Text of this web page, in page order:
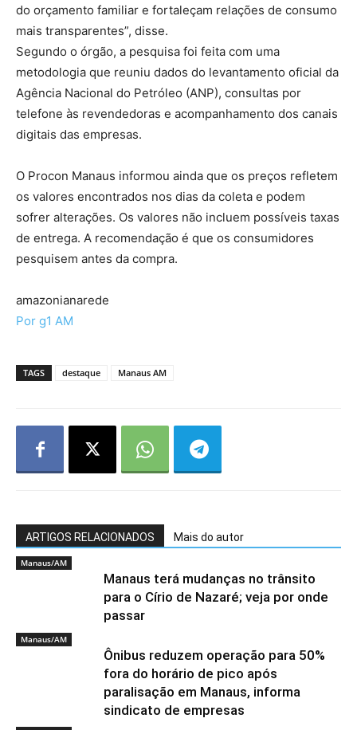
do orçamento familiar e fortaleçam relações de consumo
mais transparentes”, disse.
Segundo o órgão, a pesquisa foi feita com uma
metodologia que reuniu dados do levantamento oficial da
Agência Nacional do Petróleo (ANP), consultas por
telefone às revendedoras e acompanhamento dos canais
digitais das empresas.
O Procon Manaus informou ainda que os preços refletem
os valores encontrados nos dias da coleta e podem
sofrer alterações. Os valores não incluem possíveis taxas
de entrega. A recomendação é que os consumidores
pesquisem antes da compra.
amazonianarede
Por g1 AM
TAGS destaque Manaus AM
ARTIGOS RELACIONADOS Mais do autor
Manaus/AM
Manaus terá mudanças no trânsito
para o Círio de Nazaré; veja por onde
passar
Manaus/AM
Ônibus reduzem operação para 50%
fora do horário de pico após
paralisação em Manaus, informa
sindicato de empresas